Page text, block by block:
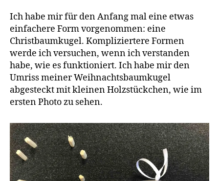
Ich habe mir für den Anfang mal eine etwas
einfachere Form vorgenommen: eine
Christbaumkugel. Kompliziertere Formen
werde ich versuchen, wenn ich verstanden
habe, wie es funktioniert. Ich habe mir den
Umriss meiner Weihnachtsbaumkugel
abgesteckt mit kleinen Holzstückchen, wie im
ersten Photo zu sehen.